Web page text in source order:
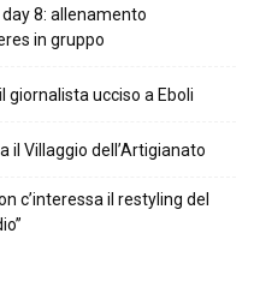
day 8: allenamento
in gruppo
giornalista ucciso a Eboli
il Villaggio dell’Artigianato
c’interessa il restyling del